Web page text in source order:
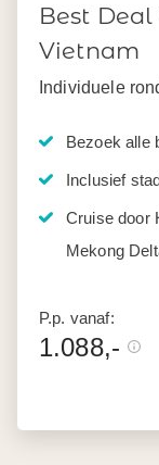
Best
Vietnam
Individuele
Bezoek alle
Inclusief
Cruise door
Mekong
P.p. vanaf:
1.088,-